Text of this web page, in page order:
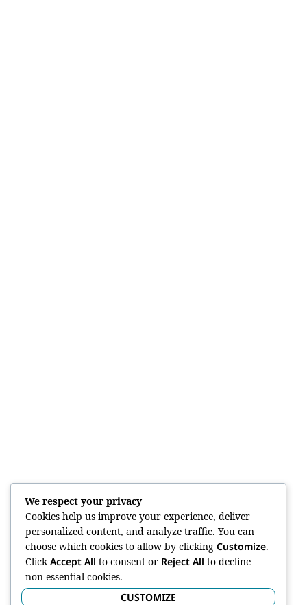
We respect your privacy
Cookies help us improve your experience, deliver
personalized content, and analyze traffic. You can
choose which cookies to allow by clicking Customize.
Click Accept All to consent or Reject All to decline
non-essential cookies.
CUSTOMIZE